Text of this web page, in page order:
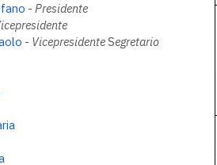
- Presidente
- VicepresidenteSegretario